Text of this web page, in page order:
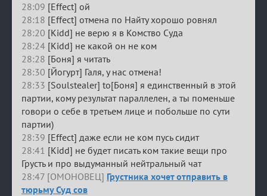
28:09 [Effect] ой
28:18 [Effect] отмена по Найту хорошо ровнял
28:20 [Kidd] не верю я в Комство Суда
28:24 [Kidd] не какой он не ком
28:28 [Боня] я читать
28:30 [Йогурт] Галя, у нас отмена!
28:33 [Soulstealer] to[Боня] я единственный в этой
партии, кому результат параллелен, а ты поменьше
говори о себе в третьем лице и побольше по сути
партии)
28:39 [Effect] даже если не ком пусь сидит
28:41 [Kidd] не будет писать ком такие вещи про
Грусть и про выдуманный нейтральный чат
28:47 [ОМОНОВЕЦ] Грустника хочет отправить в
тюрьму Суд сов